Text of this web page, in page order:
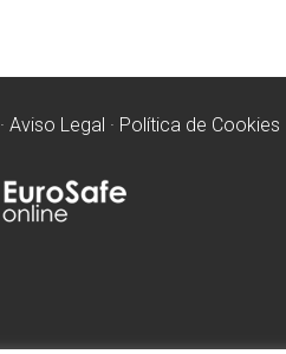
· Aviso Legal · Política de Cookies